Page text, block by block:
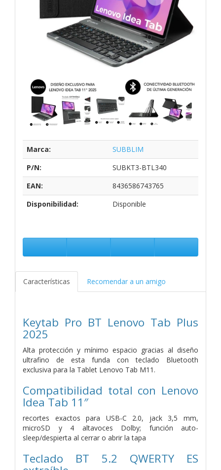
Marca:
SUBBLIM
P/N:
SUBKT3-BTL340
EAN:
8436586743765
Disponibilidad:
Disponible
Características Recomendar a un amigo
Keytab Pro BT Lenovo Tab Plus
2025
Alta protección y mínimo espacio gracias al diseño
ultrafino de esta funda con teclado Bluetooth
exclusiva para la Tablet Lenovo Tab M11.
Compatibilidad total con Lenovo
Idea Tab 11″
recortes exactos para USB-C 2.0, jack 3,5 mm,
microSD y 4 altavoces Dolby; función auto-
sleep/despierta al cerrar o abrir la tapa
Teclado BT 5.2 QWERTY ES